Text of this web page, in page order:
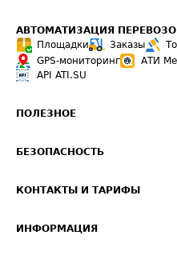
АВТОМАТИЗАЦИЯ
Площадки
Заказы
GPS-мониторинг
АТИ
API ATI.SU
ПОЛЕЗНОЕ
Звезды ATI.SU на вашем сайте
Средние ставки
БЕЗОПАСНОСТЬ
Светофор+
КОНТАКТЫ И ТАРИФЫ
ИНФОРМАЦИЯ